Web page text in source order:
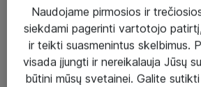
Paslaugos
Sprendimai
Įgyvendinti projektai
Naudojame pirmosios ir
siekdami pagerinti vartotojo
ir teikti suasmenintus skelbimus.
visada įjungti ir nereikalauja Jūsų
būtini mūsų svetainei. Galite